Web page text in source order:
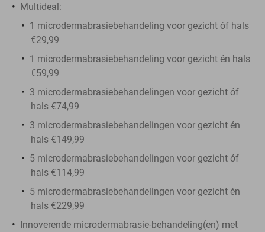
Multideal:
1 microdermabrasiebehandeling voor gezicht óf hals
€29,99
1 microdermabrasiebehandeling voor gezicht én hals
€59,99
3 microdermabrasiebehandelingen voor gezicht óf
hals €74,99
3 microdermabrasiebehandelingen voor gezicht én
hals €149,99
5 microdermabrasiebehandelingen voor gezicht óf
hals €114,99
5 microdermabrasiebehandelingen voor gezicht én
hals €229,99
Innoverende microdermabrasie-behandeling(en) met